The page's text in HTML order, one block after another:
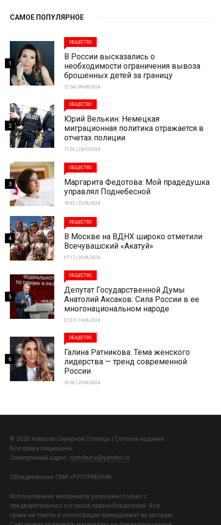
САМОЕ ПОПУЛЯРНОЕ
ОБЩЕСТВО
В России высказались о
необходимости ограничения вывоза
брошенных детей за границу
12:54 | 09-08-2024
1
ОБЩЕСТВО
Юрий Велькин: Немецкая
миграционная политика отражается в
отчетах полиции
11:26 | 24-05-2024
2
ОБЩЕСТВО
Маргарита Федотова: Мой прадедушка
управлял Поднебесной
18:03 | 23-06-2024
3
ОБЩЕСТВО
В Москве на ВДНХ широко отметили
Всечувашский «Акатуй»
07:17 | 20-06-2024
4
ОБЩЕСТВО
Депутат Государственной Думы
Анатолий Аксаков: Сила России в ее
многонациональном народе
07:27 | 19-06-2024
5
ОБЩЕСТВО
Галина Ратникова: Тема женского
лидерства — тренд современной
России
16:36 | 23-06-2024
6
© 2026 Новости Северной Столицы | Сетевое издание.
Все права защищены.
Электронный адрес: rustribuna@yandex.ru
Объединенные СМИ «РУСТРИБУНА»
Использование материалов разрешено только с
предварительного согласия правообладателей. Все
права на тексты и иллюстрации принадлежат их авторам.